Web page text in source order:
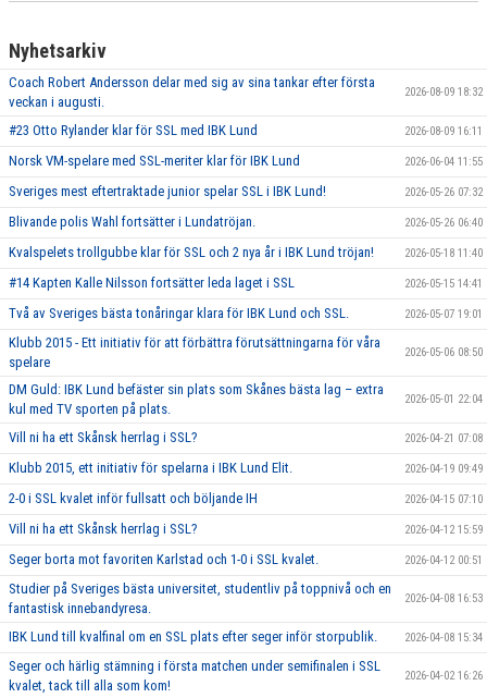
Nyhetsarkiv
Coach Robert Andersson delar med sig av sina tankar efter första
veckan i augusti.
2026-08-09 18:32
#23 Otto Rylander klar för SSL med IBK Lund 2026-08-09 16:11
Norsk VM-spelare med SSL-meriter klar för IBK Lund 2026-06-04 11:55
Sveriges mest eftertraktade junior spelar SSL i IBK Lund! 2026-05-26 07:32
Blivande polis Wahl fortsätter i Lundatröjan. 2026-05-26 06:40
Kvalspelets trollgubbe klar för SSL och 2 nya år i IBK Lund tröjan! 2026-05-18 11:40
#14 Kapten Kalle Nilsson fortsätter leda laget i SSL 2026-05-15 14:41
Två av Sveriges bästa tonåringar klara för IBK Lund och SSL. 2026-05-07 19:01
Klubb 2015 - Ett initiativ för att förbättra förutsättningarna för våra
spelare
2026-05-06 08:50
DM Guld: IBK Lund befäster sin plats som Skånes bästa lag – extra
kul med TV sporten på plats.
2026-05-01 22:04
Vill ni ha ett Skånsk herrlag i SSL? 2026-04-21 07:08
Klubb 2015, ett initiativ för spelarna i IBK Lund Elit. 2026-04-19 09:49
2-0 i SSL kvalet inför fullsatt och böljande IH 2026-04-15 07:10
Vill ni ha ett Skånsk herrlag i SSL? 2026-04-12 15:59
Seger borta mot favoriten Karlstad och 1-0 i SSL kvalet. 2026-04-12 00:51
Studier på Sveriges bästa universitet, studentliv på toppnivå och en
fantastisk innebandyresa.
2026-04-08 16:53
IBK Lund till kvalfinal om en SSL plats efter seger inför storpublik. 2026-04-08 15:34
Seger och härlig stämning i första matchen under semifinalen i SSL
kvalet, tack till alla som kom!
2026-04-02 16:26